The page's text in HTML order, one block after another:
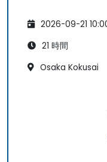
2026-09-21
21 時間
Osaka Kokusai